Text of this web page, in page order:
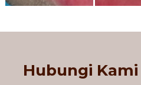
Hubungi Kami